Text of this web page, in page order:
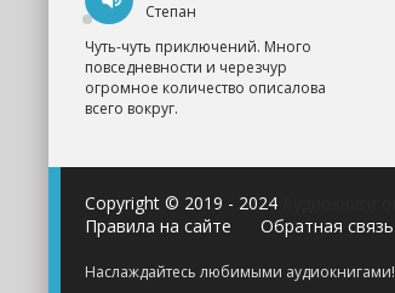
Степан
Чуть-чуть приключений. Много
повседневности и черезчур
огромное количество описалова
всего вокруг.
Copyright © 2019 - 2024
Правила на сайте
Обратная связь
Наслаждайтесь любимыми аудиокнигами!